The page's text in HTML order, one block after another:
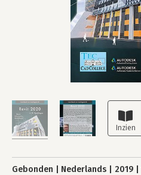
Gebonden Nederlands 2019